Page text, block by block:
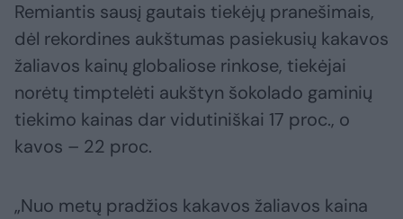
Remiantis sausį gautais tiekėjų pranešimais,
dėl rekordines aukštumas pasiekusių kakavos
žaliavos kainų globaliose rinkose, tiekėjai
norėtų timptelėti aukštyn šokolado gaminių
tiekimo kainas dar vidutiniškai 17 proc., o
kavos – 22 proc.
„Nuo metų pradžios kakavos žaliavos kaina